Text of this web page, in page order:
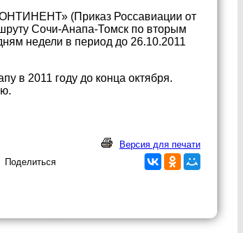
(Приказ Россавиации от
Сочи-Анапа-Томск по вторым
недели в период до 26.10.2011
в 2011 году до конца октября.
Версия для печати
Поделиться